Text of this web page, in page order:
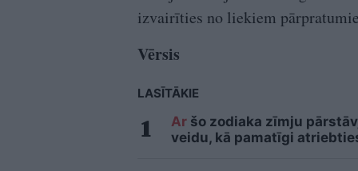
izvairīties no liekiem
Vērsis
LASĪTĀKIE
Ar šo zodiaka zīmju
veidu, kā pamatīgi